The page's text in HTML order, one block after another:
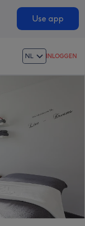
Use app
NL INLOGGEN